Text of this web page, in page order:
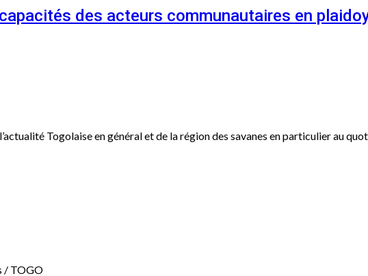
des acteurs communautaires en
Togolaise en général et de la région des savanes en particulier au
/ TOGO